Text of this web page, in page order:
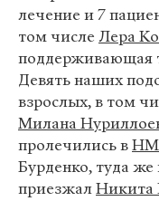
лечение и 7
том числе Лера
поддерживающая
Девять наших
взрослых, в том
Милана
пролечились в
Бурденко, туда
приезжалНикита